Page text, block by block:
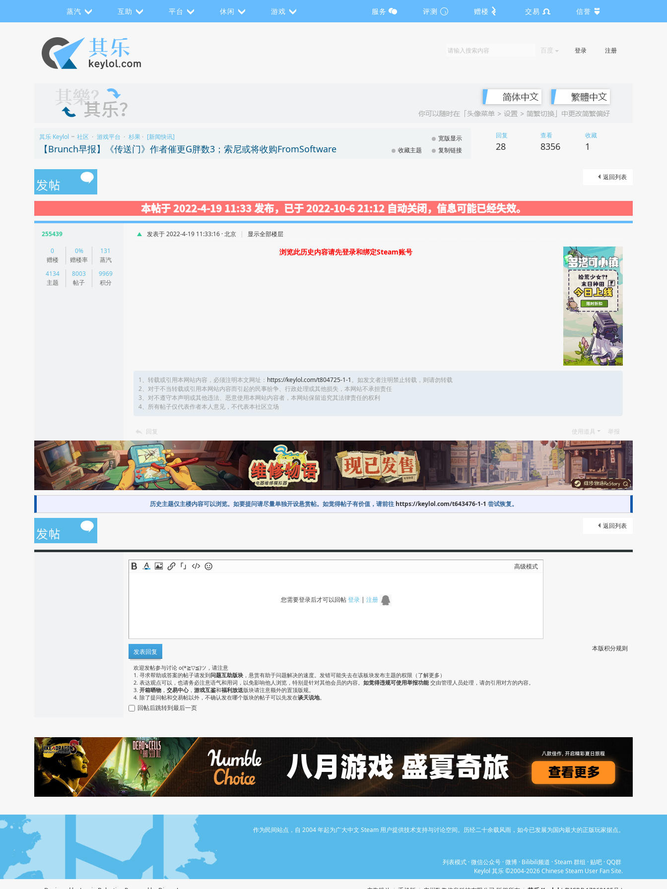
蒸汽 互助 平台 休闲 游戏 服务 评测 赠楼 交易 信誉
百度 登录 注册
其乐 Keylol >> 社区 › 游戏平台 › 杉果 › [新闻快讯]
【Brunch早报】《传送门》作者催更G胖数3；索尼或将收购FromSoftware
宽版显示
收藏主题
复制链接
回复
28
查看
8356
收藏
1
返回列表
本帖于 2022-4-19 11:33 发布，已于 2022-10-6 21:12 自动关闭，信息可能已经失效。
255439
0
赠楼
0%
赠楼率
131
蒸汽
4134
主题
8003
帖子
9969
积分
发表于 2022-4-19 11:33:16 · 北京 |
显示全部楼层
浏览此历史内容请先登录和绑定Steam账号
1、转载或引用本网站内容，必须注明本文网址： https://keylol.com/t804725-1-1。如发文者注明禁止转载，则请勿转载
2、对于不当转载或引用本网站内容而引起的民事纷争、行政处理或其他损失，本网站不承担责任
3、对不遵守本声明或其他违法、恶意使用本网站内容者，本网站保留追究其法律责任的权利
4、所有帖子仅代表作者本人意见，不代表本社区立场
回复 使用道具 举报
历史主题仅主楼内容可以浏览。如要提问请尽量单独开设悬赏帖。如觉得帖子有价值，请前往 https://keylol.com/t643476-1-1 尝试恢复。
返回列表
高级模式
您需要登录后才可以回帖登录| 注册
本版积分规则
发表回复
欢迎发帖参与讨论 o(*≧▽≦)ツ，请注意
1. 寻求帮助或答案的帖子请发到问题互助版块 ，悬赏有助于问题解决的速度。发错可能失去在该板块发布主题的权限（ 了解更多 ）
2. 表达观点可以，也请务必注意语气和用词，以免影响他人浏览，特别是针对其他会员的内容。 如觉得违规可使用举报功能 交由管理人员处理，请勿引用对方的内容。
3. 开箱晒物 ， 交易中心， 游戏互鉴和福利放送版块请注意额外的置顶版规。
4. 除了提问帖和交易帖以外，不确认发在哪个版块的帖子可以先发在谈天说地。
回帖后跳转到最后一页
作为民间站点，自 2004 年起为广大中文 Steam 用户提供技术支持与讨论空间。历经二十余载风雨，如今已发展为国内最大的正版玩家据点。
列表模式 ·微信公众号 ·微博 · Bilibili频道 ·Steam 群组 · 贴吧 ·QQ群
Keylol 其乐 ©2004-2026 Chinese Steam User Fan Site.